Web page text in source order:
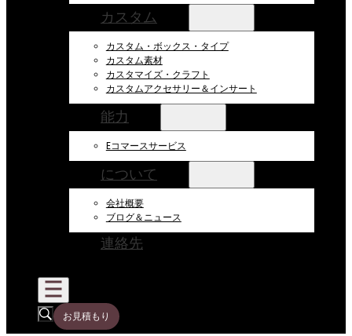
カスタム
カスタム・ボックス・タイプ
カスタム素材
カスタマイズ・クラフト
カスタムアクセサリー＆インサート
能力
Eコマースサービス
について
会社概要
ブログ＆ニュース
連絡先
お見積もり